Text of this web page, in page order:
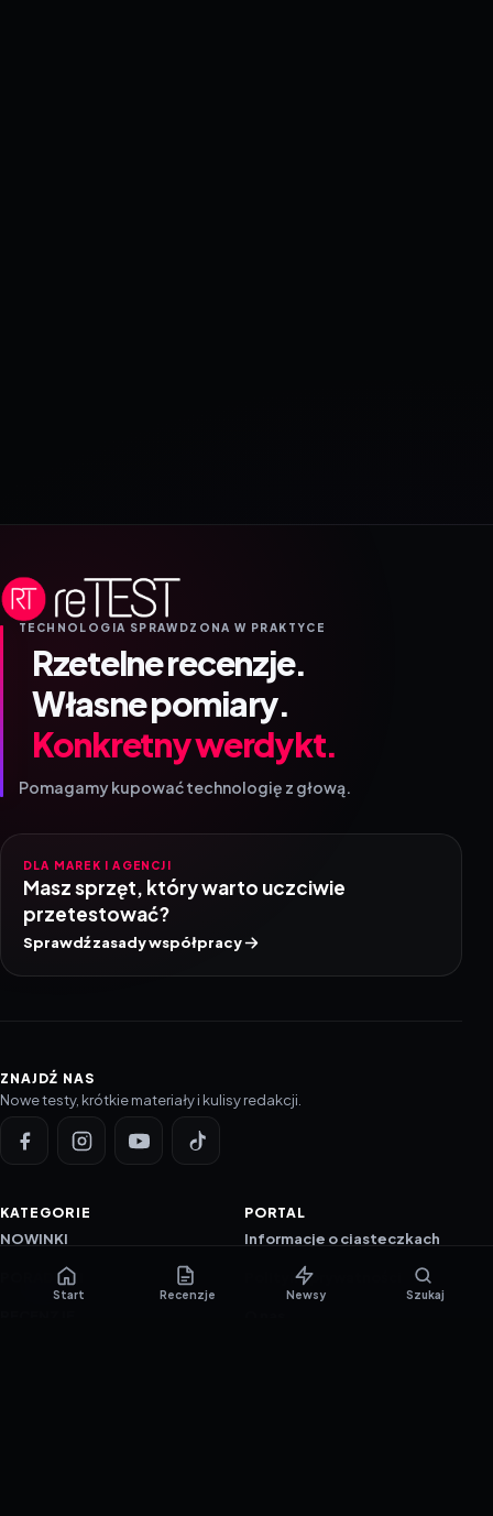
TECHNOLOGIA SPRAWDZONA W PRAKTYCE
Rzetelne recenzje.
Własne pomiary.
Konkretny werdykt.
Pomagamy kupować technologię z głową.
DLA MAREK I AGENCJI
Masz sprzęt, który warto uczciwie
przetestować?
Sprawdź zasady współpracy
ZNAJDŹ NAS
Nowe testy, krótkie materiały i kulisy redakcji.
KATEGORIE
NOWINKI
PORADNIKI
PORTAL
Informacje o ciasteczkach
Polityka prywatności
Start Recenzje Newsy Szukaj